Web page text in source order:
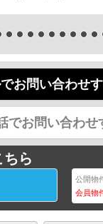
お問い合わせ
でお問い合わせ
ちら
公開物
会員物